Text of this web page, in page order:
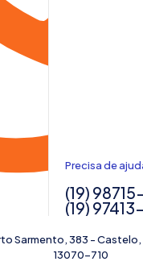
Precisa de
(19)
(19)
Sarmento, 383 - Castelo,
13070-710